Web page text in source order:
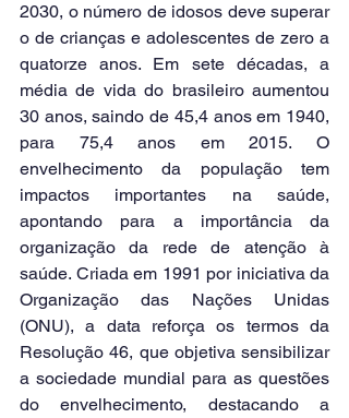
2030, o número de idosos deve superar
o de crianças e adolescentes de zero a
quatorze anos. Em sete décadas, a
média de vida do brasileiro aumentou
30 anos, saindo de 45,4 anos em 1940,
para 75,4 anos em 2015. O
envelhecimento da população tem
impactos importantes na saúde,
apontando para a importância da
organização da rede de atenção à
saúde. Criada em 1991 por iniciativa da
Organização das Nações Unidas
(ONU), a data reforça os termos da
Resolução 46, que objetiva sensibilizar
a sociedade mundial para as questões
do envelhecimento, destacando a